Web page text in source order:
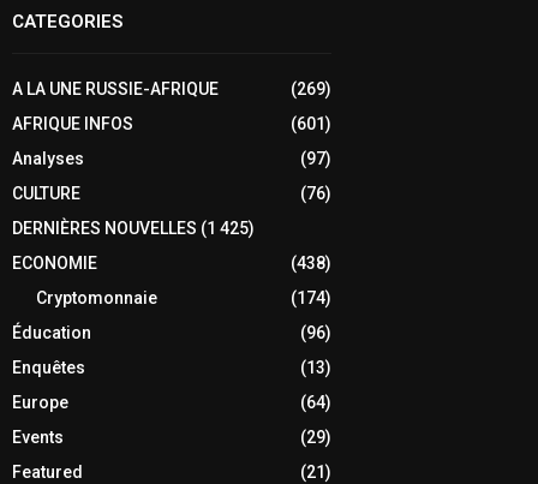
CATEGORIES
A LA UNE RUSSIE-AFRIQUE
(269)
AFRIQUE INFOS
(601)
Analyses
(97)
CULTURE
(76)
DERNIÈRES NOUVELLES (1 425)
ECONOMIE
(438)
Cryptomonnaie
(174)
Éducation
(96)
Enquêtes
(13)
Europe
(64)
Events
(29)
Featured
(21)